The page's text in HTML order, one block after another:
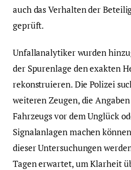
auch das Verhalten der
geprüft.
Unfallanalytiker wurden
der Spurenlage den exakten
rekonstruieren. Die Polizei
weiteren Zeugen, die
Fahrzeugs vor dem Unglück
Signalanlagen machen
dieser Untersuchungen
Tagen erwartet, um Klarheit